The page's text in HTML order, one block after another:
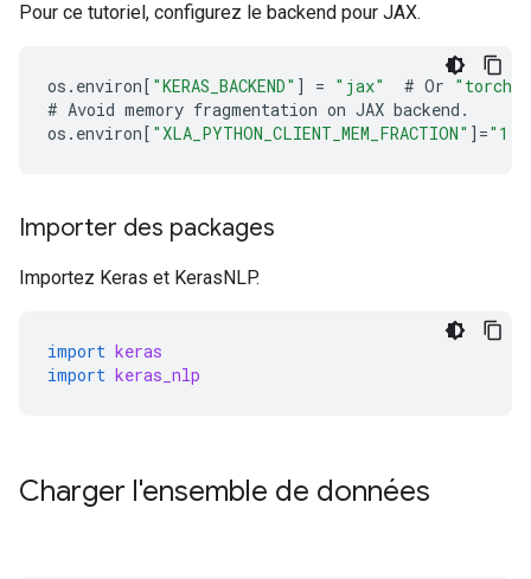
Pour ce tutoriel, configurez le backend pour JAX.
os . environ[ "KERAS_BACKEND" ] = "jax" # Or "torch"
# Avoid memory fragmentation on JAX backend .
os . environ[ "XLA_PYTHON_CLIENT_MEM_FRACTION" ] =
Importer des packages
Importez Keras et KerasNLP.
import keras
import keras_nlp
Charger l'ensemble de données